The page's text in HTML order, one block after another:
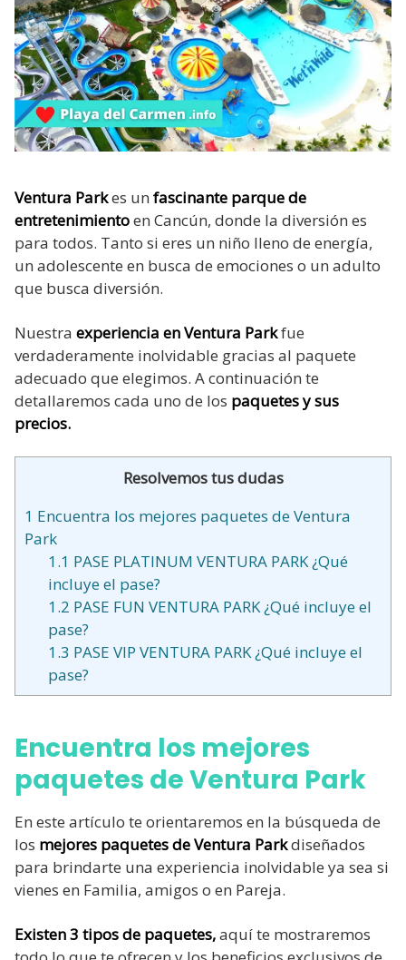
Ventura Parkes un fascinante parque de
entretenimientoen Cancún, donde la diversión es
para todos. Tanto si eres un niño lleno de energía,
un adolescente en busca de emociones o un adulto
que busca diversión.
Nuestra experiencia en Ventura Parkfue
verdaderamente inolvidable gracias al paquete
adecuado que elegimos. A continuación te
detallaremos cada uno de los paquetes y sus
precios.
Resolvemos tus dudas
1 Encuentra los mejores paquetes de Ventura
Park
1.1 PASE PLATINUM VENTURA PARK ¿Qué
incluye el pase?
1.2 PASE FUN VENTURA PARK ¿Qué incluye el
pase?
1.3 PASE VIP VENTURA PARK ¿Qué incluye el
pase?
Encuentra los mejores
paquetes de Ventura Park
En este artículo te orientaremos en la búsqueda de
los mejores paquetes de Ventura Parkdiseñados
para brindarte una experiencia inolvidable ya sea si
vienes en Familia, amigos o en Pareja.
Existen 3 tipos de paquetes,aquí te mostraremos